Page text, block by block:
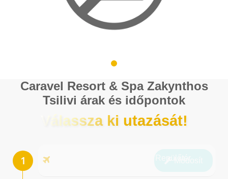
Caravel Resort & Spa Zakynthos
Tsilivi árak és időpontok
Válassza ki utazását!